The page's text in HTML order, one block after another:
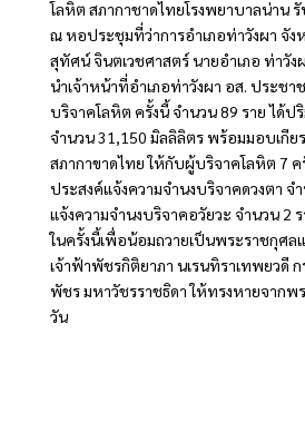
โลหิต สภากาชาดไทยโรงพยาบาลน่าน
ณ หอประชุมที่ว่าการอำเภอท่าวังผา จัง
สุทัศน์ จินตเวชศาสตร์ นายอำเภอ ท่าวัง
นำเจ้าหน้าที่อำเภอท่าวังผา อส. ประชา
บริจาคโลหิต ครั้งนี้ จำนวน 89 ราย ได้
จำนวน 31,150 มิลลิลิตร พร้อมมอบเกีย
สภากาขาดไทย ให้กับผู้บริจาคโลหิต 7 ค
ประสงค์แจ้งความจำนงบริจาคดวงตา จ
แจ้งความจำนงบริจาคอวัยวะ จำนวน 2
ในครั้งนี้เพื่อน้อมถวายเป็นพระราชกุศลแ
เจ้าฟ้าพัชรกิติยาภา นเรนทิราเทพยวดี
พัชร มหาวัชรราชธิดา ให้ทรงหายจากพ
วัน